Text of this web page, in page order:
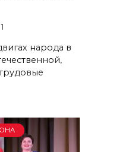
народа в